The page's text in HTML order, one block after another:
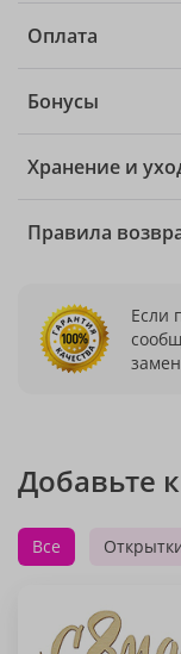
Оплата
Бонусы
Хранение и
Правила
Если
Добавьте
Все